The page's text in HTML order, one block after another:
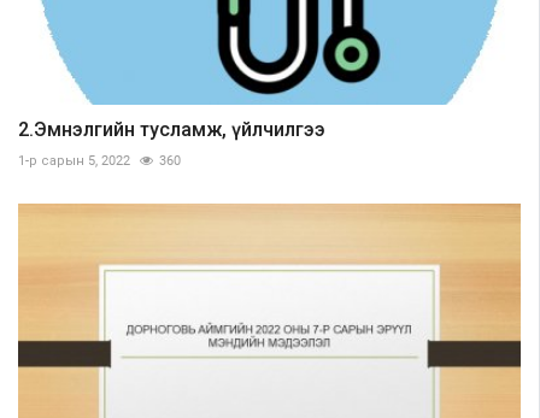
2.Эмнэлгийн тусламж, үйлчилгээ
1-р сарын 5, 2022 360